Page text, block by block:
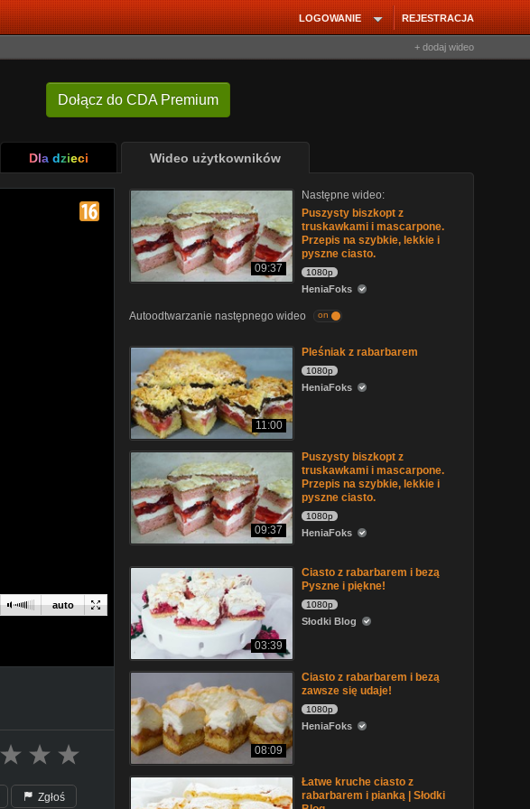
REJESTRACJA
LOGOWANIE
+ dodaj wideo
Dołącz do CDA Premium
Dla dzieci Wideo użytkowników
auto
Zgłoś
09:37
Następne wideo:
Puszysty biszkopt z
truskawkami i mascarpone.
Przepis na szybkie, lekkie i
pyszne ciasto.
1080p
HeniaFoks
Autoodtwarzanie następnego wideo on
11:00
Pleśniak z rabarbarem
1080p
HeniaFoks
09:37
Puszysty biszkopt z
truskawkami i mascarpone.
Przepis na szybkie, lekkie i
pyszne ciasto.
1080p
HeniaFoks
03:39
Ciasto z rabarbarem i bezą
Pyszne i piękne!
1080p
Słodki Blog
08:09
Ciasto z rabarbarem i bezą
zawsze się udaje!
1080p
HeniaFoks
Łatwe kruche ciasto z
rabarbarem i pianką | Słodki